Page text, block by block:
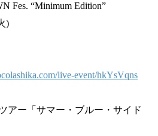
Fes. “Minimum Edition”
)
live-event/hkYsVqns
アー「サマー・ブルー・サイド